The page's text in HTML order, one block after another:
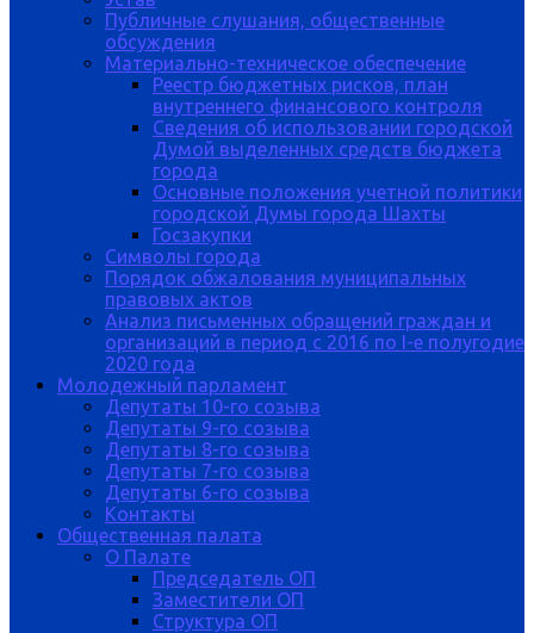
Публичные слушания, общественные
обсуждения
Материально-техническое обеспечение
Реестр бюджетных рисков, план
внутреннего финансового контроля
Сведения об использовании городской
Думой выделенных средств бюджета
города
Основные положения учетной политики
городской Думы города Шахты
Госзакупки
Символы города
Порядок обжалования муниципальных
правовых актов
Анализ письменных обращений граждан и
организаций в период с 2016 по I-е полугодие
2020 года
Молодежный парламент
Депутаты 10-го созыва
Депутаты 9-го созыва
Депутаты 8-го созыва
Депутаты 7-го созыва
Депутаты 6-го созыва
Контакты
Общественная палата
О Палате
Председатель ОП
Заместители ОП
Структура ОП